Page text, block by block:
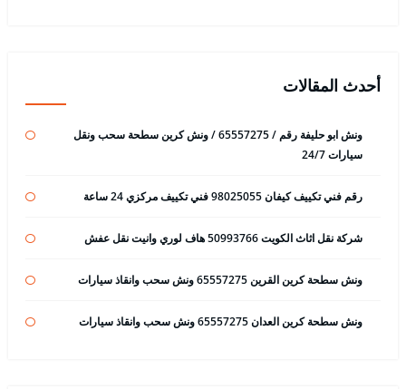
أحدث المقالات
ونش ابو حليفة رقم / 65557275 / ونش كرين سطحة سحب ونقل
سيارات 24/7
رقم فني تكييف كيفان 98025055 فني تكييف مركزي 24 ساعة
شركة نقل اثاث الكويت 50993766 هاف لوري وانيت نقل عفش
ونش سطحة كرين القرين 65557275 ونش سحب وانقاذ سيارات
ونش سطحة كرين العدان 65557275 ونش سحب وانقاذ سيارات